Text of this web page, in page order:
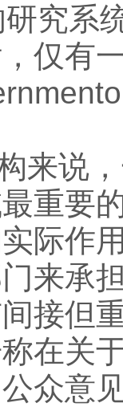
究系
仅有
来说，
重要
际作
来承
接但
在关
众意